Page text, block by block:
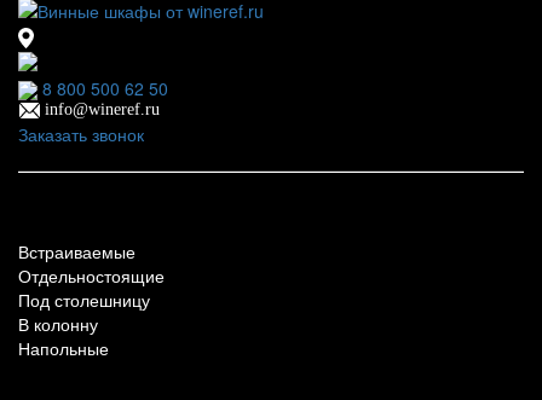
8 800 500 62 50
info@wineref.ru
Заказать звонок
Встраиваемые
Отдельностоящие
Под столешницу
В колонну
Напольные